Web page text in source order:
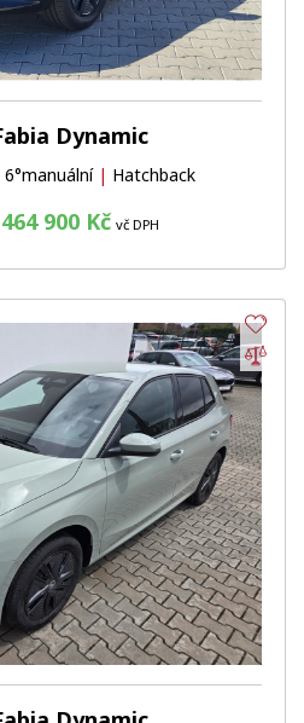
Dynamic
6°manuální | Hatchback
464 900 Kč vč DPH